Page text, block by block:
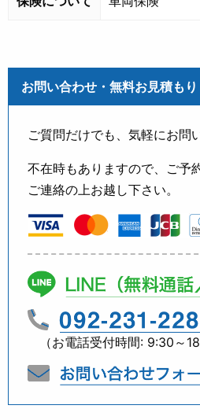
お問い合わせ・無料お見積もり
ご質問だけでも、気軽にお問
不在時もありますので、ご予
ご連絡の上お越し下さい。
（お電話受付時間: 9:30～